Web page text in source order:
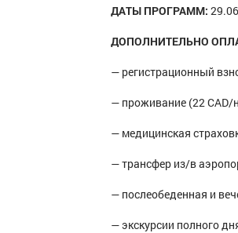
ДАТЫ ПРОГРАММ:
ДОПОЛНИТЕЛЬНО
— регистрационный
— проживание (22 CAD/
— медицинская
— трансфер из/в
— послеобеденная и
— экскурсии полного